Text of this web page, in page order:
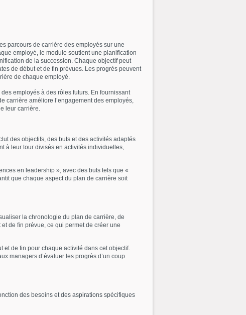
parcours de carrière des employés sur une
employé, le module soutient une planification
de la succession. Chaque objectif peut
de début et de fin prévues. Les progrès peuvent
de chaque employé.
employés à des rôles futurs. En fournissant
carrière améliore l’engagement des employés,
leur carrière.
des objectifs, des buts et des activités adaptés
à leur tour divisés en activités individuelles,
en leadership », avec des buts tels que «
que chaque aspect du plan de carrière soit
la chronologie du plan de carrière, de
de fin prévue, ce qui permet de créer une
et de fin pour chaque activité dans cet objectif.
managers d’évaluer les progrès d’un coup
des besoins et des aspirations spécifiques